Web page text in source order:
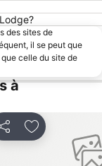
des sites de
il se peut que
celle du site de
à
PartagerAjouter à